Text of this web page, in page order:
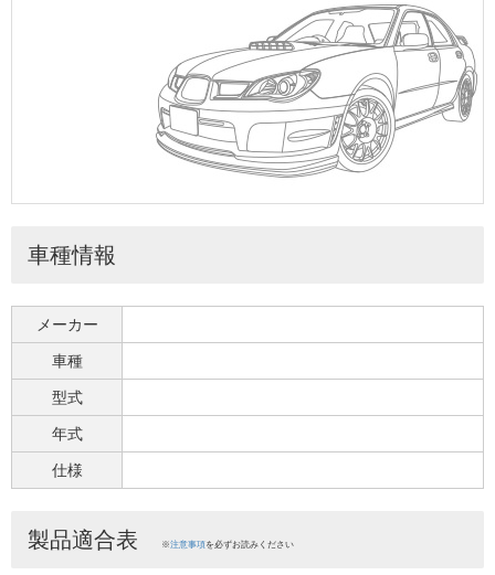
車種情報
メーカー
車種
型式
年式
仕様
製品適合表 ※注意事項を必ずお読みください